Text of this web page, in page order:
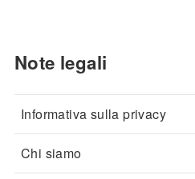
Note legali
Informativa sulla privacy
Chi siamo